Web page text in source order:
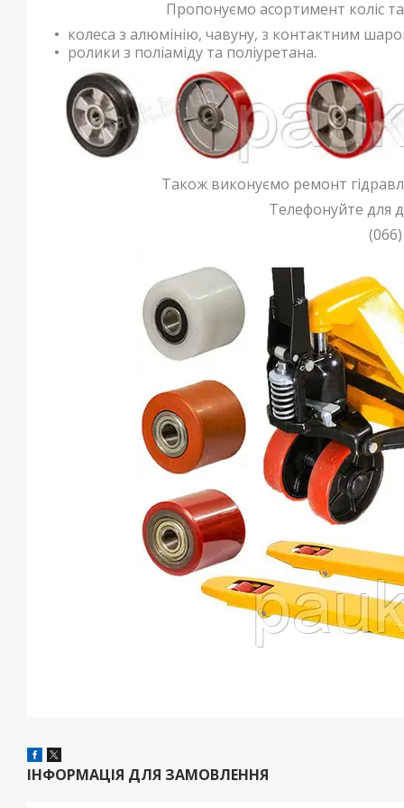
Пропонуємо асортимент коліс та
колеса з алюмінію, чавуну, з контактним
ролики з поліаміду та поліуретана.
Також виконуємо ремонт
Телефонуйте для
ІНФОРМАЦІЯ ДЛЯ ЗАМОВЛЕННЯ